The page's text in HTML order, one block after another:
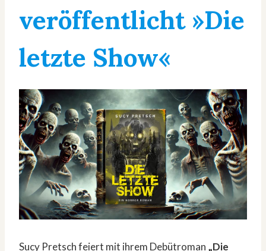
veröffentlicht »Die
letzte Show«
Sucy Pretsch feiert mit ihrem Debütroman „Die